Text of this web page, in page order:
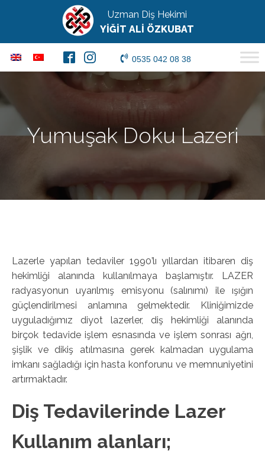
Uzman Diş Hekimi
YİĞİT ALİ ÖZKUBAT
0535 042 08 38
Yumuşak Doku Lazeri
Lazerle yapılan tedaviler 1990’lı yıllardan itibaren diş
hekimliği alanında kullanılmaya başlamıştır. LAZER
radyasyonun uyarılmış emisyonu (salınımı) ile ışığın
güçlendirilmesi anlamına gelmektedir. Kliniğimizde
uyguladığımız diyot lazerler, diş hekimliği alanında
birçok tedavide işlem esnasında ve işlem sonrası ağrı,
şişlik ve dikiş atılmasına gerek kalmadan uygulama
imkanı sağladığı için hasta konforunu ve memnuniyetini
artırmaktadır.
Diş Tedavilerinde Lazer
Kullanım alanları;